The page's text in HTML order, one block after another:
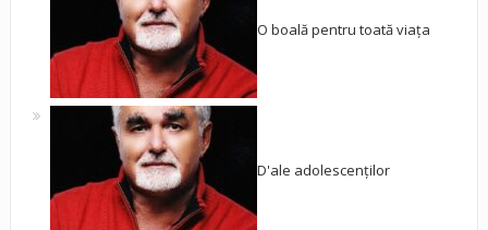
O boală pentru toată viața
D'ale adolescenților